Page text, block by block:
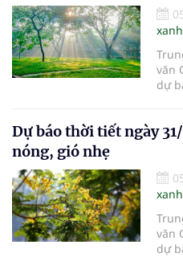
xanh
văn
dự
Dự báo thời tiết ngày
nóng, gió nhẹ
xanh
văn
dự